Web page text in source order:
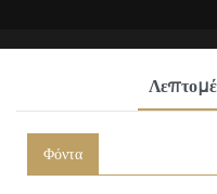
Φόντα